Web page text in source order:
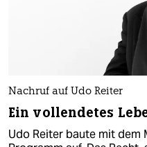
Nachruf auf Udo Reiter
Ein vollendetes
Udo Reiter baute mit dem